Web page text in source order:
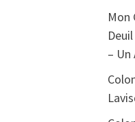
Mon
–